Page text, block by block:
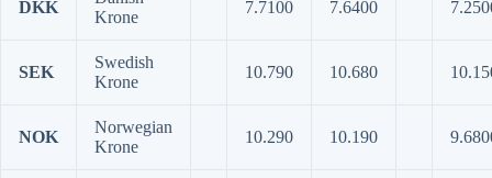
DKK
Krone
7.7100 7.6400
SEK
Swedish
Krone
10.790 10.680
NOK
Norwegian
Krone
10.290 10.190